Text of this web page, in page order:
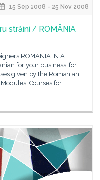
15 Sep 2008 - 25 Nov 2008
străini / ROMÂNIA
ROMANIA IN A
for your business, for
given by the Romanian
Courses for